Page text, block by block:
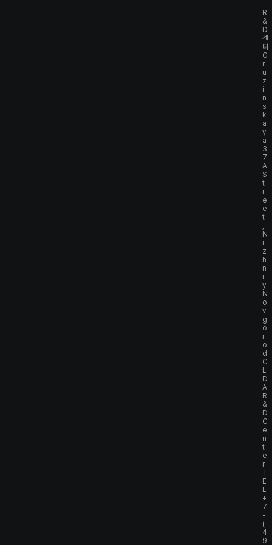
R
&
D
센
터
G
r
u
z
i
n
s
k
a
y
a
3
7
A
S
t
r
e
e
t
N
i
z
h
n
i
y
N
o
v
g
o
r
o
d
C
L
D
A
R
&
D
C
e
n
t
e
r
T
E
L
+
7
-
(
4
9